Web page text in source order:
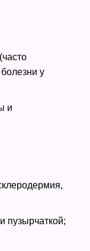
у
и
пузырчаткой;